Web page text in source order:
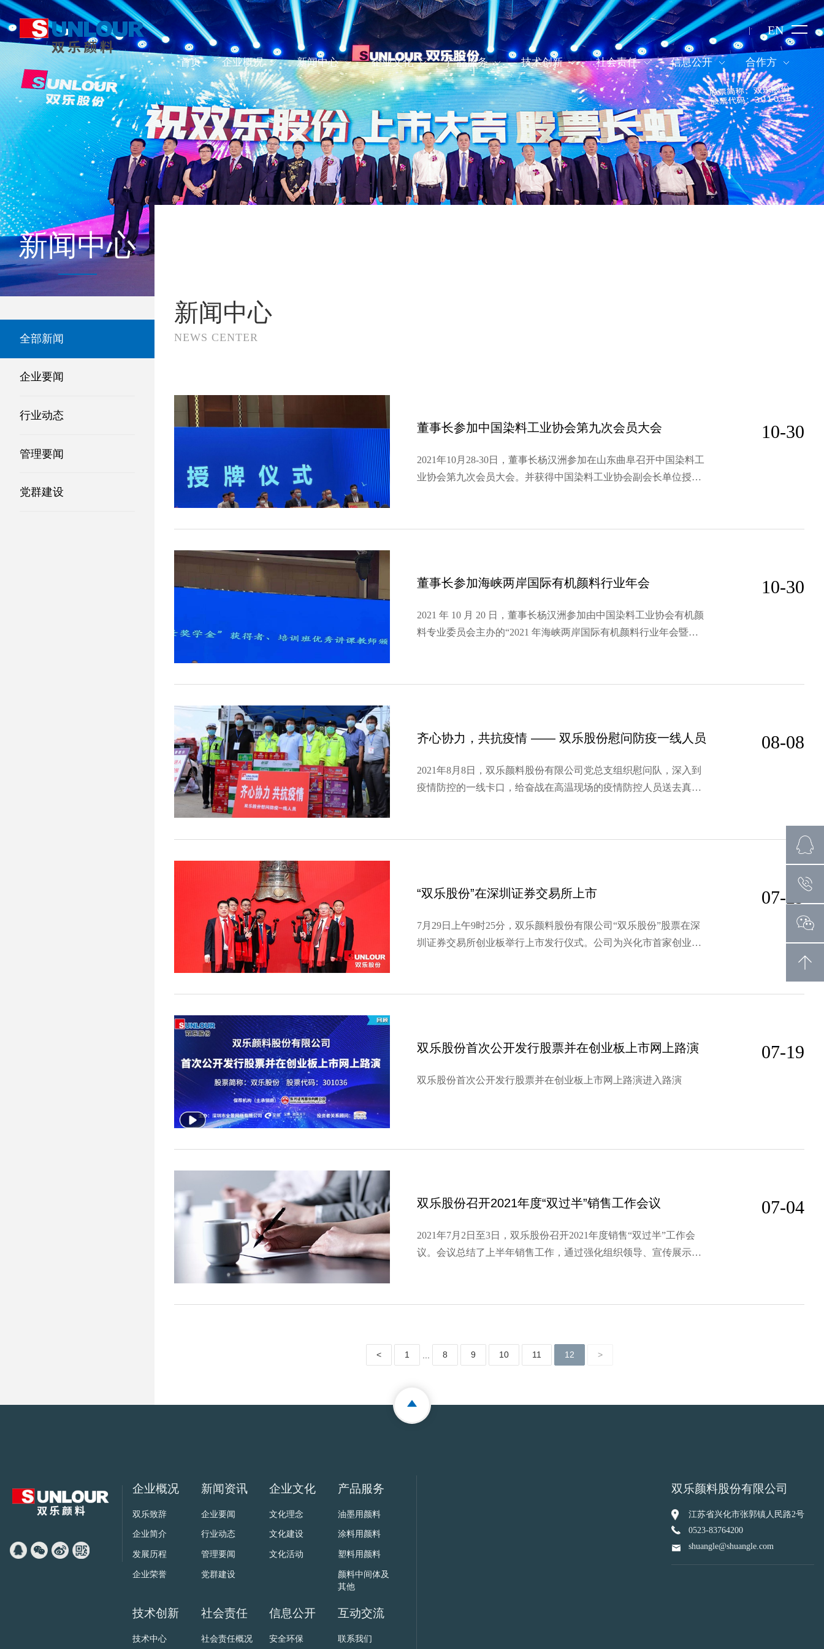
EN
首页 企业概况 新闻中心 企业文化 产品服务 技术创新 社会责任 信息公开 合作方
新闻中心
全部新闻
企业要闻
行业动态
管理要闻
党群建设
新闻中心
NEWS CENTER
董事长参加中国染料工业协会第九次会员大会 10-30
2021年10月28-30日，董事长杨汉洲参加在山东曲阜召开中国染料工
业协会第九次会员大会。并获得中国染料工业协会副会长单位授
董事长参加海峡两岸国际有机颜料行业年会 10-30
2021 年 10 月 20 日，董事长杨汉洲参加由中国染料工业协会有机颜
料专业委员会主办的“2021 年海峡两岸国际有机颜料行业年会暨智
齐心协力，共抗疫情 —— 双乐股份慰问防疫一线人员 08-08
2021年8月8日，双乐颜料股份有限公司党总支组织慰问队，深入到
疫情防控的一线卡口，给奋战在高温现场的疫情防控人员送去真切
支副书记潘向武一行向…
“双乐股份”在深圳证券交易所上市 07-29
7月29日上午9时25分，双乐颜料股份有限公司“双乐股份”股票在深
圳证券交易所创业板举行上市发行仪式。公司为兴化市首家创业板
州市地方金融监管局局长…
双乐股份首次公开发行股票并在创业板上市网上路演 07-19
双乐股份首次公开发行股票并在创业板上市网上路演进入路演
双乐股份召开2021年度“双过半”销售工作会议 07-04
2021年7月2日至3日，双乐股份召开2021年度销售“双过半”工作会
议。会议总结了上半年销售工作，通过强化组织领导、宣传展示，
公司确定“以新品立市场、…
< 1 8 9 10 11 12 >
企业概况
双乐致辞
企业简介
发展历程
企业荣誉
新闻资讯
企业要闻
行业动态
管理要闻
党群建设
企业文化
文化理念
文化建设
文化活动
产品服务
油墨用颜料
涂料用颜料
塑料用颜料
颜料中间体及
其他
技术创新
技术中心
社会责任
社会责任概况
信息公开
安全环保
互动交流
联系我们
双乐颜料股份有限公司
江苏省兴化市张郭镇人民路2号
0523-83764200
shuangle@shuangle.com